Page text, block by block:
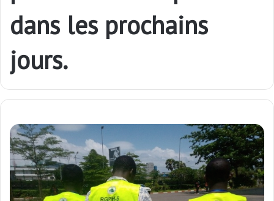
dans les prochains
jours.